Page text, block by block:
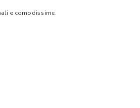
e comodissime.